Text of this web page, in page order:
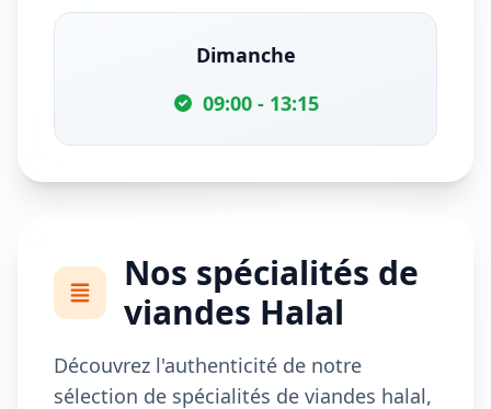
Dimanche
09:00 - 13:15
Nos spécialités de
viandes Halal
Découvrez l'authenticité de notre
sélection de spécialités de viandes halal,